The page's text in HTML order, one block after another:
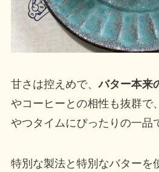
甘さは控えめで、バター本来
やコーヒーとの相性も抜群で
やつタイムにぴったりの一品
特別な製法と特別なバターを